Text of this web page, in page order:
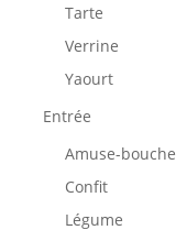
Tarte
Verrine
Yaourt
Entrée
Amuse-bouche
Confit
Légume